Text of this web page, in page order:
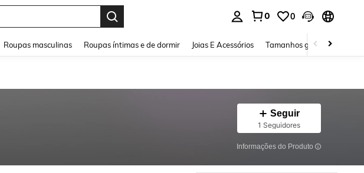
0 0
Roupas masculinas Roupas íntimas e de dormir Joias E Acessórios Tamanhos grandes
Seguir
1 Seguidores
Informações do Produto